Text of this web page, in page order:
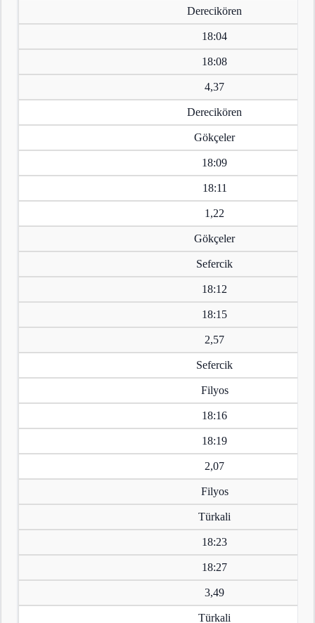
Derecikören
18:04
18:08
4,37
Derecikören
Gökçeler
18:09
18:11
1,22
Gökçeler
Sefercik
18:12
18:15
2,57
Sefercik
Filyos
18:16
18:19
2,07
Filyos
Türkali
18:23
18:27
3,49
Türkali